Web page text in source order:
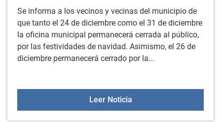
Se informa a los vecinos y vecinas del municipio de
que tanto el 24 de diciembre como el 31 de diciembre
la oficina municipal permanecerá cerrada al público,
por las festividades de navidad. Asimismo, el 26 de
diciembre permanecerá cerrado por la...
Leer NoticiaCierre del ayuntamiento